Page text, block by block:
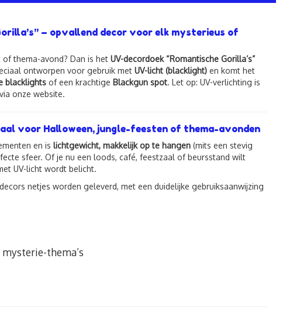
– opvallend decor voor elk mysterieus of
thema-avond? Dan is het UV-decordoek “Romantische Gorilla’s”
ontworpen voor gebruik met UV-licht (blacklight) en komt het
blacklights of een krachtige Blackgun spot. Let op: UV-verlichting is
onze website.
voor Halloween, jungle-feesten of thema-avonden
en is lichtgewicht, makkelijk op te hangen (mits een stevig
sfeer. Of je nu een loods, café, feestzaal of beursstand wilt
UV-licht wordt belicht.
netjes worden geleverd, met een duidelijke gebruiksaanwijzing
thema’s